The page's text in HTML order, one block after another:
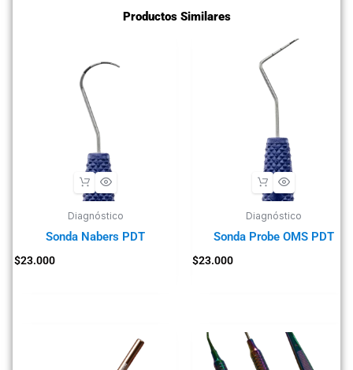
Productos Similares
Diagnóstico
Sonda Nabers PDT
$23.000
Diagnóstico
Sonda Probe OMS PDT
$23.000